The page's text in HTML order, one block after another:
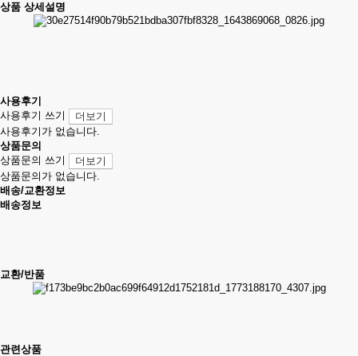
상품 상세설명
사용후기
사용후기 쓰기
더보기
사용후기가 없습니다.
상품문의
상품문의 쓰기
더보기
상품문의가 없습니다.
배송/교환정보
배송정보
교환/반품
관련상품